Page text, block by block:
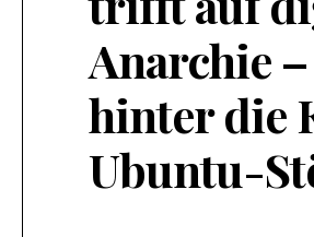
Anarchie
hinter die
Ubuntu-